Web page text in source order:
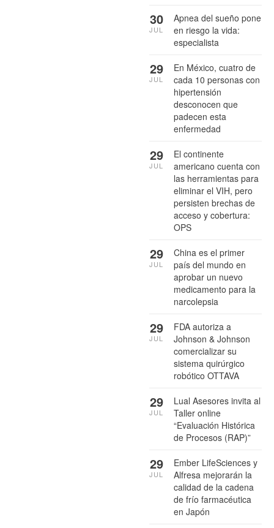
Apnea del sueño pone
en riesgo la vida:
especialista
30
JUL
En México, cuatro de
cada 10 personas con
hipertensión
desconocen que
padecen esta
enfermedad
29
JUL
El continente
americano cuenta con
las herramientas para
eliminar el VIH, pero
persisten brechas de
acceso y cobertura:
OPS
29
JUL
China es el primer
país del mundo en
aprobar un nuevo
medicamento para la
narcolepsia
29
JUL
FDA autoriza a
Johnson & Johnson
comercializar su
sistema quirúrgico
robótico OTTAVA
29
JUL
Lual Asesores invita al
Taller online
“Evaluación Histórica
de Procesos (RAP)”
29
JUL
Ember LifeSciences y
Alfresa mejorarán la
calidad de la cadena
de frío farmacéutica
en Japón
29
JUL